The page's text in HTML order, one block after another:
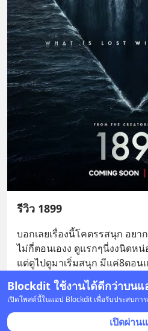
Blockdit ใช้งานได้ดีกว่าบนแ
เปิดโพสต์นี้ในแอป Blockdit เพื่อรับประสบกา
เปิดผ่าน
รีวิว 1899
บอกเลยเรื่องนี้โคตรรสนุก อยา
ไม่กี่ตอนเองง ดูแรกๆนี่งงนิดหน่
แต่ดูไปดูมาเริ่มสนุก มีแค่8ตอน
ดูเพิ่มเติม
1
3 บันทึก